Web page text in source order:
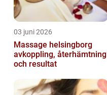
03 juni 2026
Massage helsingborg
avkoppling, återhämtning
och resultat